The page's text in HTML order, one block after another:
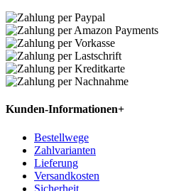
Kunden-Informationen+
Bestellwege
Zahlvarianten
Lieferung
Versandkosten
Sicherheit